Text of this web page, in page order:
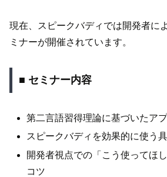
現在、スピークバディでは開発者に
ミナーが開催されています。
■ セミナー内容
第二言語習得理論に基づいたア
スピークバディを効果的に使う
開発者視点での「こう使ってほ
コツ